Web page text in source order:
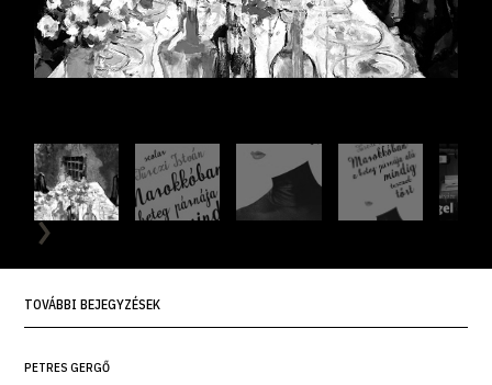
TOVÁBBI BEJEGYZÉSEK
PETRES GERGŐ